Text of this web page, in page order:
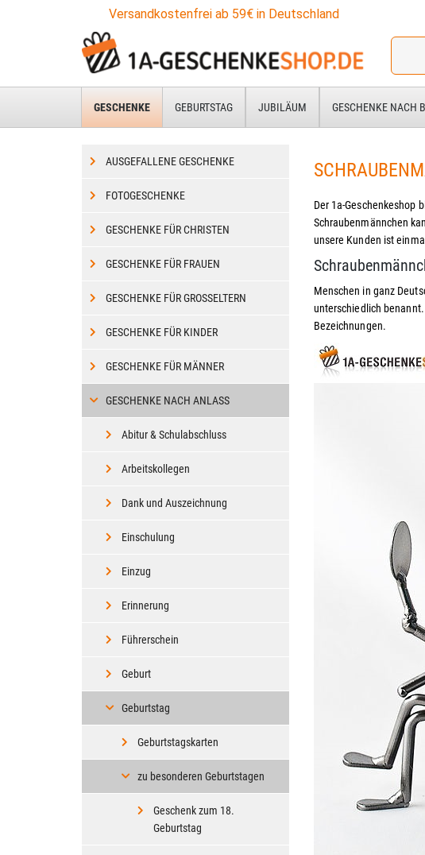
Versandkostenfrei ab 59€ in Deutschland
Ich
für:
GESCHENKE GEBURTSTAG JUBILÄUM GESCHENKE NACH
Der 1a-Geschenkeshop
Schraubenmännchen
unsere Kunden ist
Menschen in ganz
unterschiedlich
Bezeichnungen.
AUSGEFALLENE GESCHENKE
FOTOGESCHENKE
GESCHENKE FÜR CHRISTEN
GESCHENKE FÜR FRAUEN
GESCHENKE FÜR GROSSELTERN
GESCHENKE FÜR KINDER
GESCHENKE FÜR MÄNNER
GESCHENKE NACH ANLASS
Abitur & Schulabschluss
Arbeitskollegen
Dank und Auszeichnung
Einschulung
Einzug
Erinnerung
Führerschein
Geburt
Geburtstag
Geburtstagskarten
zu besonderen Geburtstagen
Geschenk zum 18.
Geburtstag